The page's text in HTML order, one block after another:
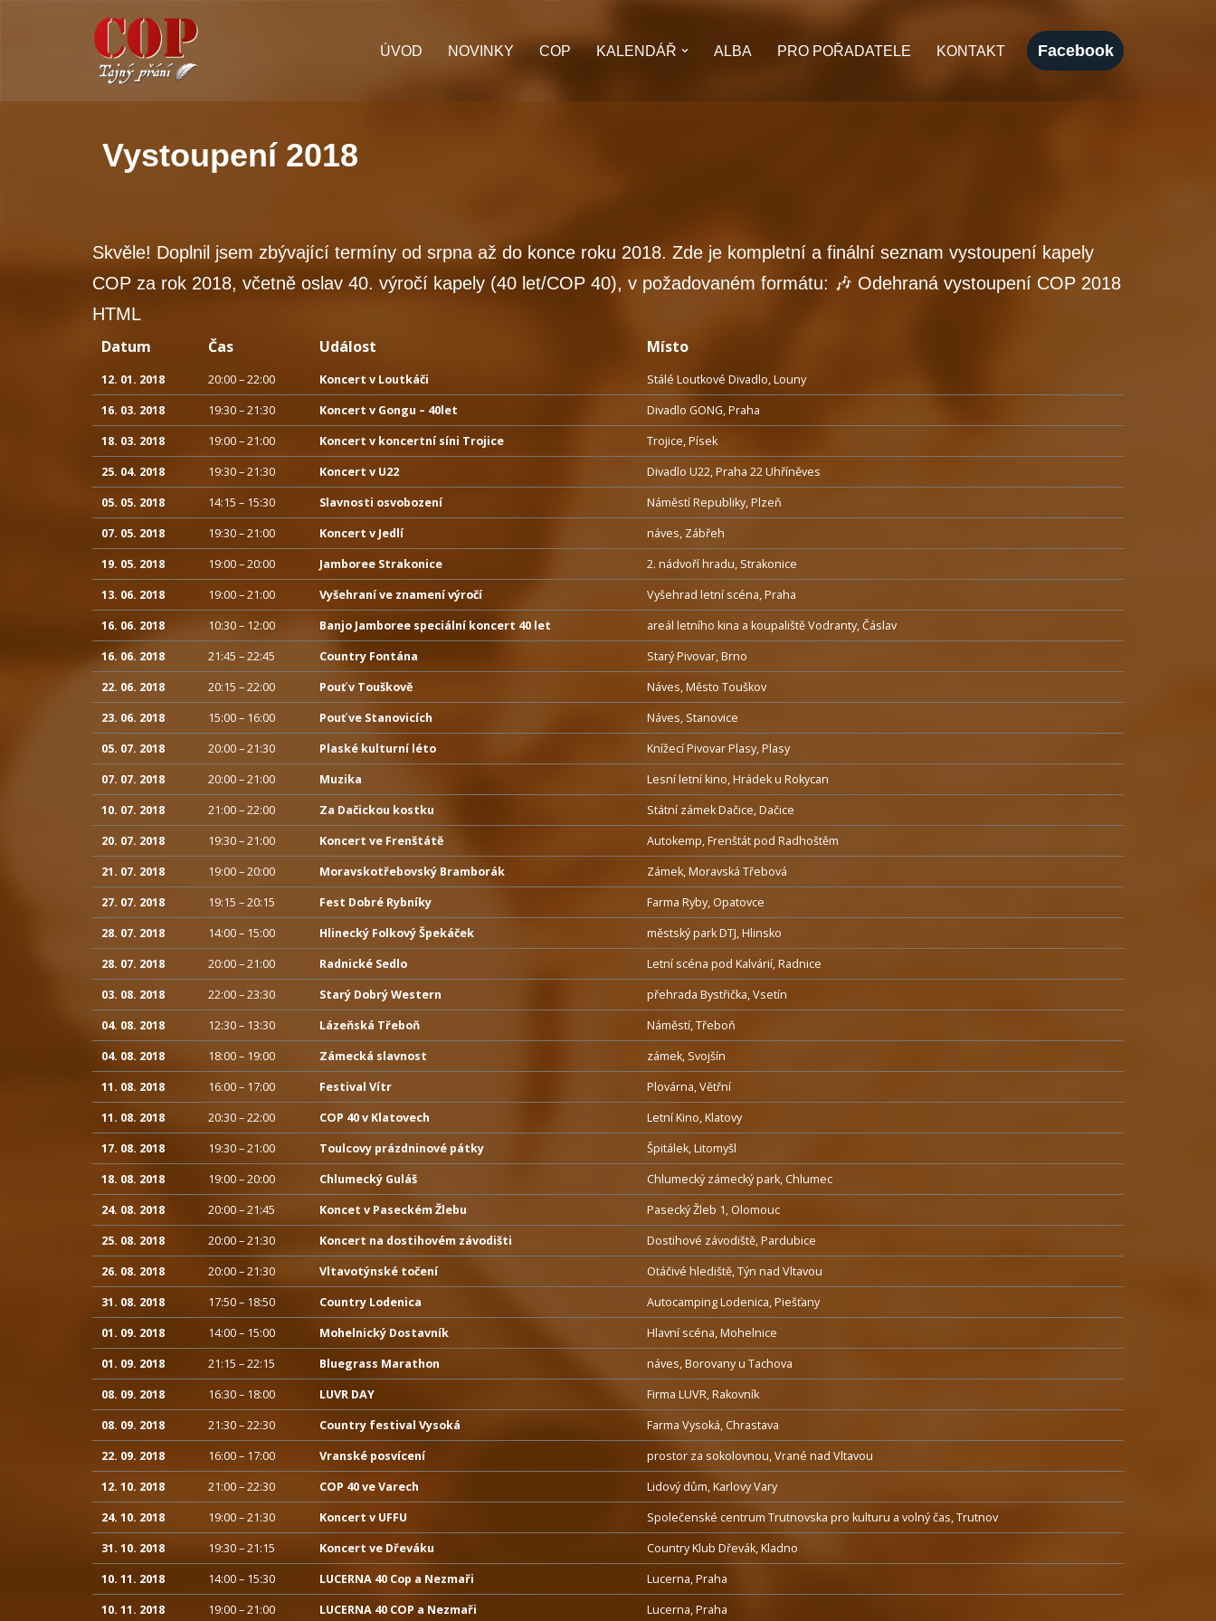
obsah
ÚVOD NOVINKY COP KALENDÁŘ ALBA PRO POŘADATELE KONTAKT Facebook
Vystoupení 2018
Skvěle! Doplnil jsem zbývající termíny od srpna až do konce roku 2018. Zde je kompletní a finální seznam vystoupení kapely
COP za rok 2018, včetně oslav 40. výročí kapely (40 let/COP 40), v požadovaném formátu: 🎶 Odehraná vystoupení COP 2018
HTML
Datum
Čas Událost Místo
12. 01. 2018 20:00 – 22:00 Koncert v Loutkáči
Stálé Loutkové Divadlo, Louny
16. 03. 2018
19:30 – 21:30 Koncert v Gongu – 40let
Divadlo GONG, Praha
18. 03. 2018
19:00 – 21:00 Koncert v koncertní síni Trojice
Trojice, Písek
25. 04. 2018
19:30 – 21:30 Koncert v U22
Divadlo U22, Praha 22 Uhříněves
05. 05. 2018
14:15 – 15:30 Slavnosti osvobození
Náměstí Republiky, Plzeň
07. 05. 2018
19:30 – 21:00 Koncert v Jedlí
náves, Zábřeh
19. 05. 2018
19:00 – 20:00 Jamboree Strakonice
2. nádvoří hradu, Strakonice
13. 06. 2018
19:00 – 21:00 Vyšehraní ve znamení výročí
Vyšehrad letní scéna, Praha
16. 06. 2018
10:30 – 12:00 Banjo Jamboree speciální koncert 40 let
areál letního kina a koupaliště Vodranty, Čáslav
16. 06. 2018
21:45 – 22:45 Country Fontána
Starý Pivovar, Brno
22. 06. 2018
20:15 – 22:00 Pouť v Touškově
Náves, Město Touškov
23. 06. 2018
15:00 – 16:00 Pouť ve Stanovicích
Náves, Stanovice
05. 07. 2018
20:00 – 21:30 Plaské kulturní léto
Knížecí Pivovar Plasy, Plasy
07. 07. 2018
20:00 – 21:00 Muzika
Lesní letní kino, Hrádek u Rokycan
10. 07. 2018
21:00 – 22:00 Za Dačickou kostku
Státní zámek Dačice, Dačice
20. 07. 2018
19:30 – 21:00 Koncert ve Frenštátě
Autokemp, Frenštát pod Radhoštěm
21. 07. 2018
19:00 – 20:00 Moravskotřebovský Bramborák
Zámek, Moravská Třebová
27. 07. 2018
19:15 – 20:15 Fest Dobré Rybníky
Farma Ryby, Opatovce
28. 07. 2018
14:00 – 15:00 Hlinecký Folkový Špekáček
městský park DTJ, Hlinsko
28. 07. 2018
20:00 – 21:00 Radnické Sedlo
Letní scéna pod Kalvárií, Radnice
03. 08. 2018
22:00 – 23:30 Starý Dobrý Western
přehrada Bystřička, Vsetín
04. 08. 2018
12:30 – 13:30 Lázeňská Třeboň
Náměstí, Třeboň
04. 08. 2018
18:00 – 19:00 Zámecká slavnost
zámek, Svojšín
11. 08. 2018
16:00 – 17:00 Festival Vítr
Plovárna, Větřní
11. 08. 2018
20:30 – 22:00 COP 40 v Klatovech
Letní Kino, Klatovy
17. 08. 2018
19:30 – 21:00 Toulcovy prázdninové pátky
Špitálek, Litomyšl
18. 08. 2018
19:00 – 20:00 Chlumecký Guláš
Chlumecký zámecký park, Chlumec
24. 08. 2018
20:00 – 21:45 Koncet v Paseckém Žlebu
Pasecký Žleb 1, Olomouc
25. 08. 2018
20:00 – 21:30 Koncert na dostihovém závodišti
Dostihové závodiště, Pardubice
26. 08. 2018
20:00 – 21:30 Vltavotýnské točení
Otáčivé hlediště, Týn nad Vltavou
31. 08. 2018
17:50 – 18:50 Country Lodenica
Autocamping Lodenica, Piešťany
01. 09. 2018
14:00 – 15:00 Mohelnický Dostavník
Hlavní scéna, Mohelnice
01. 09. 2018
21:15 – 22:15 Bluegrass Marathon
náves, Borovany u Tachova
08. 09. 2018
16:30 – 18:00 LUVR DAY
Firma LUVR, Rakovník
08. 09. 2018
21:30 – 22:30 Country festival Vysoká
Farma Vysoká, Chrastava
22. 09. 2018
16:00 – 17:00 Vranské posvícení
prostor za sokolovnou, Vrané nad Vltavou
12. 10. 2018
21:00 – 22:30 COP 40 ve Varech
Lidový dům, Karlovy Vary
24. 10. 2018
19:00 – 21:30 Koncert v UFFU
Společenské centrum Trutnovska pro kulturu a volný čas, Trutnov
31. 10. 2018
19:30 – 21:15 Koncert ve Dřeváku
Country Klub Dřevák, Kladno
10. 11. 2018
14:00 – 15:30 LUCERNA 40 Cop a Nezmaři
Lucerna, Praha
10. 11. 2018
19:00 – 21:00 LUCERNA 40 COP a Nezmaři Lucerna, Praha